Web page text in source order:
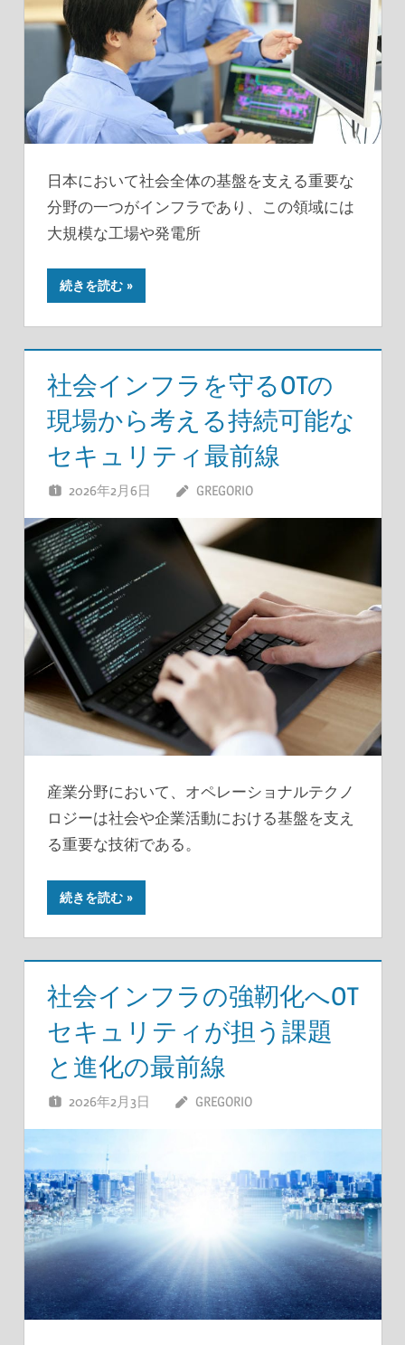
日本において社会全体の基盤を支える重要な
分野の一つがインフラであり、この領域には
大規模な工場や発電所
続きを読む
社会インフラを守るOTの
現場から考える持続可能な
セキュリティ最前線
2026年2月6日 GREGORIO
産業分野において、オペレーショナルテクノ
ロジーは社会や企業活動における基盤を支え
る重要な技術である。
続きを読む
社会インフラの強靭化へOT
セキュリティが担う課題
と進化の最前線
2026年2月3日 GREGORIO